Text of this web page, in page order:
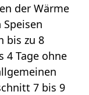
der Wärme
Speisen
bis zu 8
4 Tage ohne
7 bis 9